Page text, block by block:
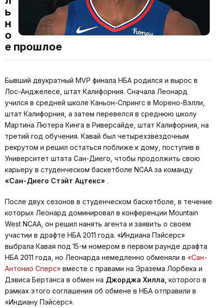
ь
н
о
е прошлое
Бывший двукратный MVP финала НБА родился и вырос в
Лос-Анджелесе, штат Калифорния. Сначала Леонард
учился в средней школе Каньон-Спрингс в Морено-Вэлли,
штат Калифорния, а затем перевелся в среднюю школу
Мартина Лютера Кинга в Риверсайде, штат Калифорния, на
третий год обучения. Кавай был четырехзвездочным
рекрутом и решил остаться поближе к дому, поступив в
Университет штата Сан-Диего, чтобы продолжить свою
карьеру в студенческом баскетболе NCAA за команду
«Сан-Диего Стэйт Ацтекс» .
После двух сезонов в студенческом баскетболе, в течение
которых Леонард доминировал в конференции Mountain
West NCAA, он решил нанять агента и заявить о своем
участии в драфте НБА 2011 года. «Индиана Пэйсерс»
выбрала Кавая под 15-м номером в первом раунде драфта
НБА 2011 года, но Леонарда немедленно обменяли в «Сан-
Антонио Сперс» вместе с правами на Эразема Лорбека и
Дэвиса Бертанса в обмен на Джорджа Хилла, которого в
рамках этого соглашения об обмене в НБА отправили в
«Индиану Пэйсерс».